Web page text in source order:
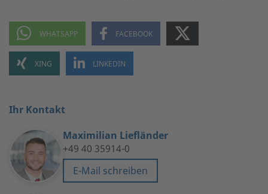
Ihr Kontakt
Maximilian Liefländer
+49 40 35914-0
E-Mail schreiben